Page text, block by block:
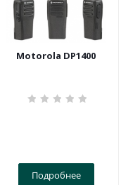
Motorola DP1400
Подробнее